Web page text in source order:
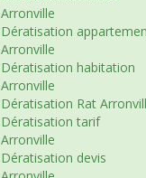
Arronville
Dératisation
Arronville
Dératisation habitation
Arronville
Dératisation Rat
Dératisation tarif
Arronville
Dératisation devis